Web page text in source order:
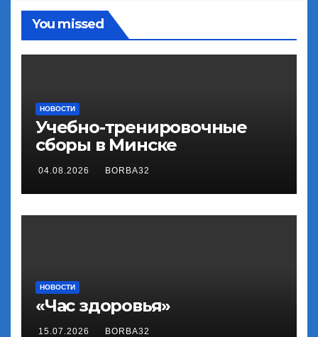
You missed
НОВОСТИ
Учебно-тренировочные
сборы в Минске
04.08.2026 BORBA32
НОВОСТИ
«Час здоровья»
15.07.2026 BORBA32